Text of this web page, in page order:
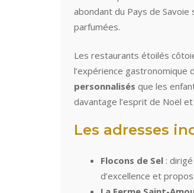
abondant du Pays de
parfumées.
Les restaurants étoilés
l’expérience gastronomique
personnalisés que les
davantage l’esprit de Noël
Les adresses
Flocons de Sel :
d’excellence et